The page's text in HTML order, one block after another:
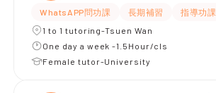
WhatsAPP問功課 長期補習 指導功課
1 to 1 tutoring-Tsuen Wan
One day a week -1.5Hour/cls
Female tutor-University